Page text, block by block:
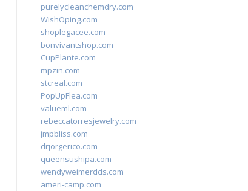
purelycleanchemdry.com
WishOping.com
shoplegacee.com
bonvivantshop.com
CupPlante.com
mpzin.com
stcreal.com
PopUpFlea.com
valueml.com
rebeccatorresjewelry.com
jmpbliss.com
drjorgerico.com
queensushipa.com
wendyweimerdds.com
ameri-camp.com